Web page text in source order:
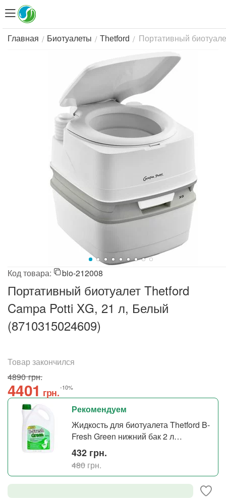
Главная / Биотуалеты / Thetford / Портативный
Код товара: bio-212008
Портативный биотуалет Thetford
Campa Potti XG, 21 л, Белый
(8710315024609)
‍4401‍ грн.
‍4890‍грн.
-10%
Товар закончился
Рекомендуем
Жидкость для биотуалета Thetford B-
Fresh Green нижний бак 2 л
(8710315020786)
432 грн.
480 грн.